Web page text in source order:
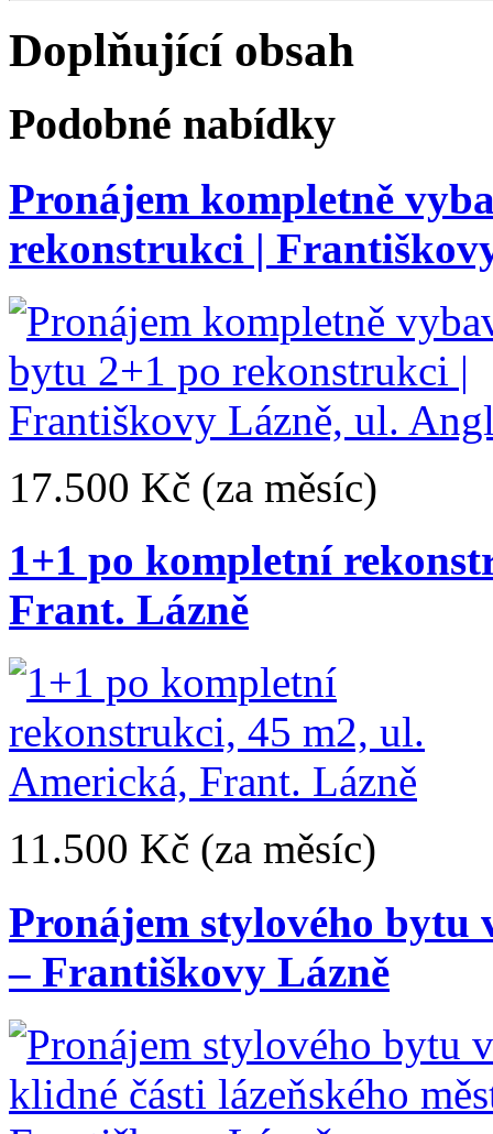
Doplňující obsah
Podobné nabídky
Pronájem kompletně
rekonstrukci |
17.500 Kč (za měsíc)
1+1 po kompletní
Frant. Lázně
11.500 Kč (za měsíc)
Pronájem stylového bytu
– Františkovy Lázně